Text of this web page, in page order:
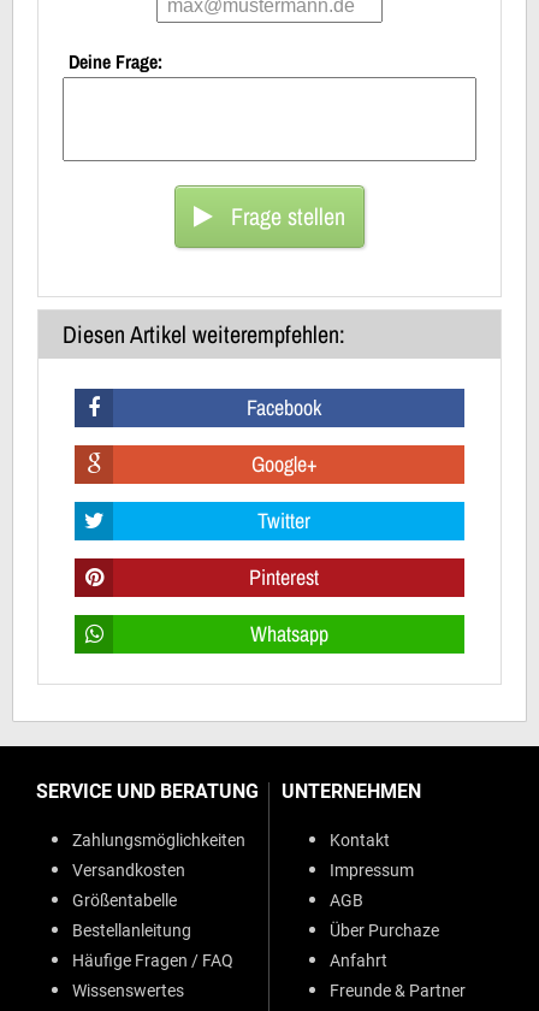
Deine Frage:
Frage stellen
Diesen Artikel weiterempfehlen:
Facebook
Google+
Twitter
Pinterest
Whatsapp
SERVICE UND BERATUNG
Zahlungsmöglichkeiten
Versandkosten
Größentabelle
Bestellanleitung
Häufige Fragen / FAQ
Wissenswertes
UNTERNEHMEN
Kontakt
Impressum
AGB
Über Purchaze
Anfahrt
Freunde & Partner